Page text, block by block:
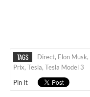
TAGS Direct, Elon Musk,
Prix, Tesla, Tesla Model 3
Pin It